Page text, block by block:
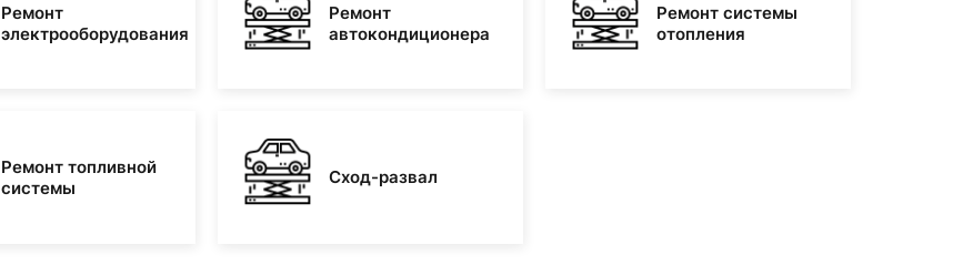
Ремонт
электрооборудования
Ремонт
автокондиционера
Ремонт системы
отопления
Ремонт топливной
системы
Сход-развал